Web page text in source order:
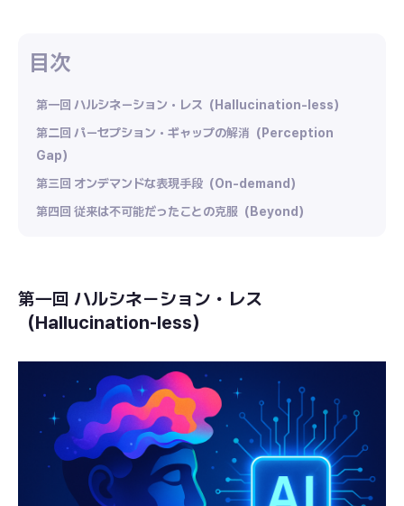
第一回 ハルシネーション・レス（Hallucination-less）
第二回 パーセプション・ギャップの解消（Perception
Gap）
第三回 オンデマンドな表現手段（On-demand）
第四回 従来は不可能だったことの克服（Beyond）
第一回 ハルシネーション・レス
（Hallucination-less）